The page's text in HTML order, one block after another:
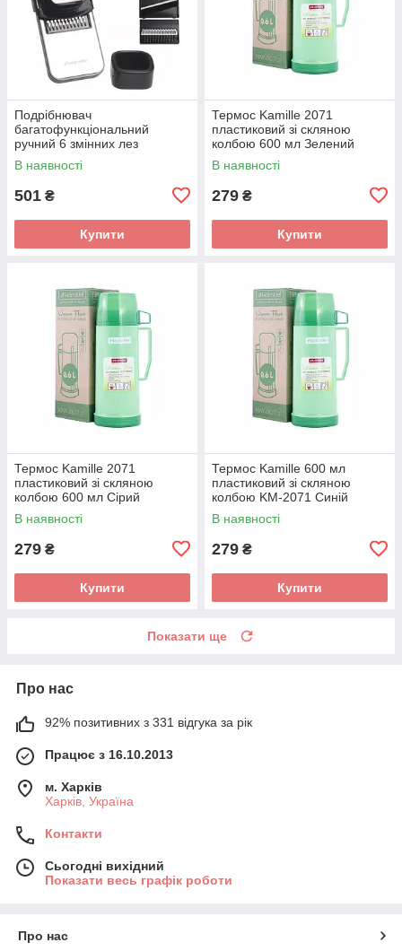
Подрібнювач
багатофункціональний
ручний 6 змінних лез
КМ-3005
В наявності
501 ₴
Купити
Термос Kamille 2071
пластиковий зі скляною
колбою 600 мл Зелений
В наявності
279 ₴
Купити
Термос Kamille 2071
пластиковий зі скляною
колбою 600 мл Сірий
В наявності
279 ₴
Купити
Термос Kamille 600 мл
пластиковий зі скляною
колбою KM-2071 Синій
В наявності
279 ₴
Купити
Показати ще
Про нас
92% позитивних з 331 відгука за рік
Працює з 16.10.2013
м. Харків
Харків, Україна
Контакти
Сьогодні вихідний
Показати весь графік роботи
Про нас